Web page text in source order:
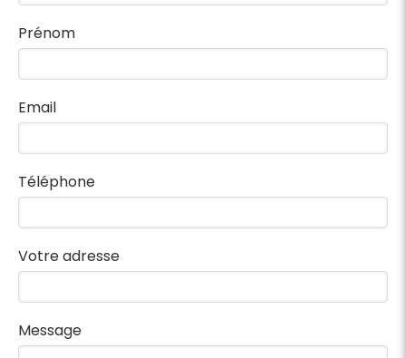
Prénom
Email
Téléphone
Votre adresse
Message